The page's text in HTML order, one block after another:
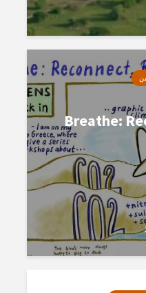
Breathe: